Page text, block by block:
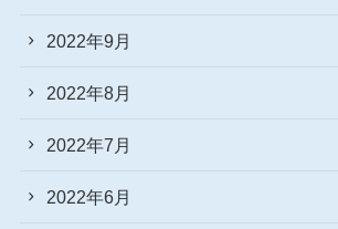
2022年9月
2022年8月
2022年7月
2022年6月